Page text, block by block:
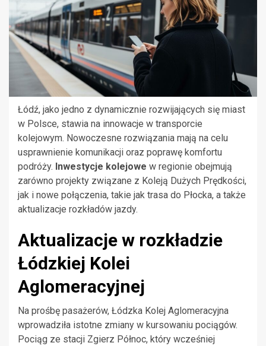
Łódź, jako jedno z dynamicznie rozwijających się miast
w Polsce, stawia na innowacje w transporcie
kolejowym. Nowoczesne rozwiązania mają na celu
usprawnienie komunikacji oraz poprawę komfortu
podróży. Inwestycje kolejowe w regionie obejmują
zarówno projekty związane z Koleją Dużych Prędkości,
jak i nowe połączenia, takie jak trasa do Płocka, a także
aktualizacje rozkładów jazdy.
Aktualizacje w rozkładzie
Łódzkiej Kolei
Aglomeracyjnej
Na prośbę pasażerów, Łódzka Kolej Aglomeracyjna
wprowadziła istotne zmiany w kursowaniu pociągów.
Pociąg ze stacji Zgierz Północ, który wcześniej